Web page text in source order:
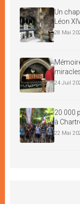
Un
Léon
28 Mai
24 Juil
20 000
à
22 Mai